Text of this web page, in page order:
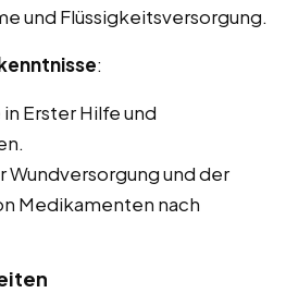
und Flüssigkeitsversorgung.
:
Erster Hilfe und
Wundversorgung und der
Medikamenten nach